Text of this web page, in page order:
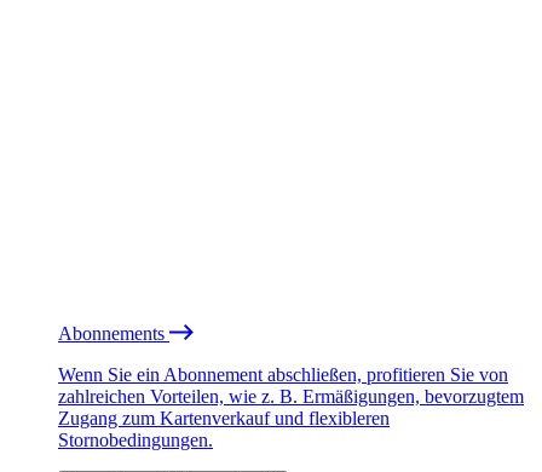
Abonnements
Wenn Sie ein Abonnement abschließen, profitieren Sie von
zahlreichen Vorteilen, wie z. B. Ermäßigungen, bevorzugtem
Zugang zum Kartenverkauf und flexibleren
Stornobedingungen.